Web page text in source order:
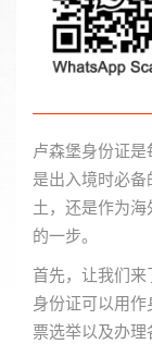
卢森堡身份证
是出入境时必
土，还是作为
的一步。
首先，让我们
身份证可以用
票选举以及办